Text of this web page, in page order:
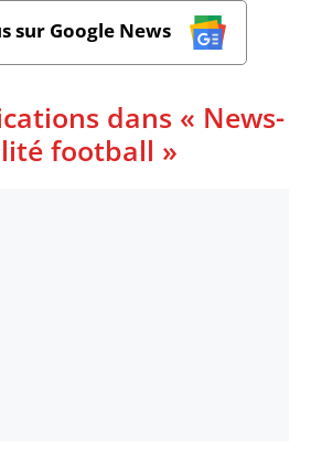
sur Google News
dans « News-
football »